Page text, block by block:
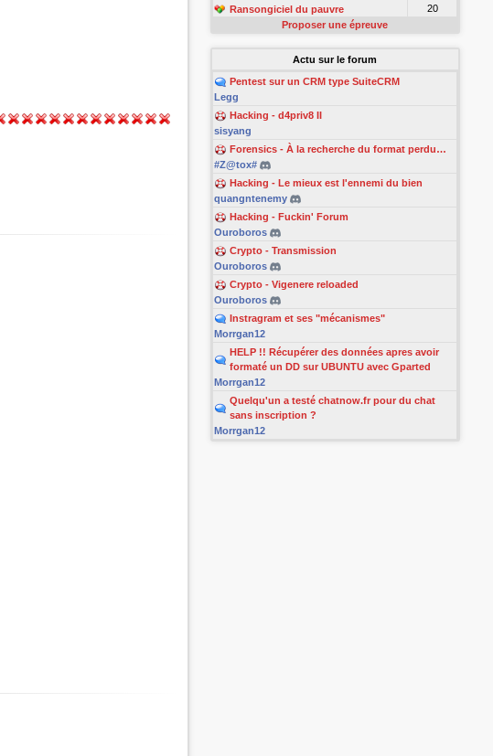
Ransongiciel du pauvre
20
Proposer une épreuve
Actu sur le forum
Pentest sur un CRM type SuiteCRM
Legg
Hacking - d4priv8 II
sisyang
Forensics - À la recherche du format perdu…
#Z@tox#
Hacking - Le mieux est l'ennemi du bien
quangntenemy
Hacking - Fuckin' Forum
Ouroboros
Crypto - Transmission
Ouroboros
Crypto - Vigenere reloaded
Ouroboros
Instragram et ses "mécanismes"
Morrgan12
HELP !! Récupérer des données apres avoir
formaté un DD sur UBUNTU avec Gparted
Morrgan12
Quelqu'un a testé chatnow.fr pour du chat
sans inscription ?
Morrgan12